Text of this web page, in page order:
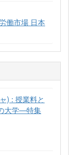
働市場 日本
) : 授業料と
大学—特集